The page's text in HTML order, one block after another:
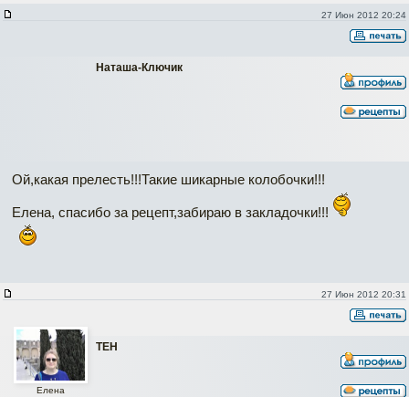
27 Июн 2012 20:24
Наташа-Ключик
Ой,какая прелесть!!!Такие шикарные колобочки!!!
Елена, спасибо за рецепт,забираю в закладочки!!!
27 Июн 2012 20:31
ТЕН
Елена